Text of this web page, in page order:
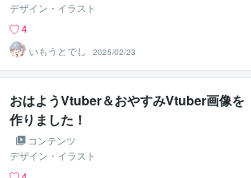
デザイン・イラスト
4
いもうとでし
2025/02/23
おはようVtuber＆おやすみVtuber画像を
作りました！
コンテンツ
デザイン・イラスト